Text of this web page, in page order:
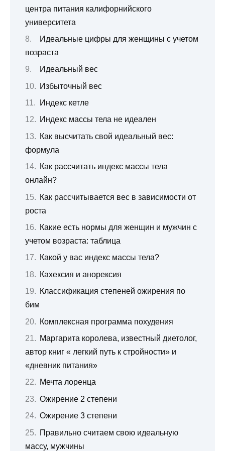
центра питания калифорнийского
университета
Идеальные цифры для женщины с учетом
возраста
Идеальный вес
Избыточный вес
Индекс кетле
Индекс массы тела не идеален
Как высчитать свой идеальный вес:
формула
Как рассчитать индекс массы тела
онлайн?
Как рассчитывается вес в зависимости от
роста
Какие есть нормы для женщин и мужчин с
учетом возраста: таблица
Какой у вас индекс массы тела?
Кахексия и анорексия
Классификация степеней ожирения по
бим
Комплексная программа похудения
Маргарита королева, известный диетолог,
автор книг « легкий путь к стройности» и
«дневник питания»
Мечта лоренца
Ожирение 2 степени
Ожирение 3 степени
Правильно считаем свою идеальную
массу, мужчины